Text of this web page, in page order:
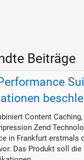
Beiträge
Content
Zend
in Frankfurt erstmals
Das Produkt soll